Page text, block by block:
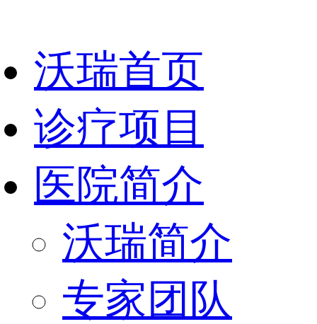
沃瑞首页
诊疗项目
医院简介
沃瑞简介
专家团队